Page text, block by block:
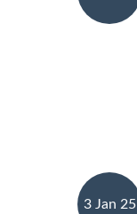
3 Jan 25